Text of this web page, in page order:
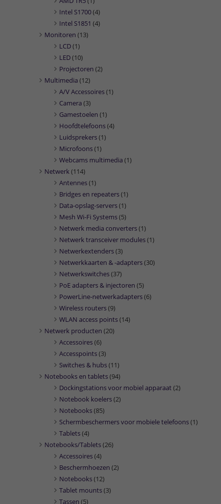
Intel S1700(4)
Intel S1851 (4)
Monitoren (13)
LCD(1)
LED(10)
Projectoren (2)
Multimedia (12)
A/V Accessoires(1)
Camera (3)
Gamestoelen (1)
Hoofdtelefoons(4)
Luidsprekers(1)
Microfoons(1)
Webcams multimedia (1)
Netwerk(114)
Antennes(1)
Bridges en repeaters(1)
Data-opslag-servers(1)
Mesh Wi-Fi Systems(5)
Netwerk media converters(1)
Netwerk transceiver modules(1)
Netwerkextenders(3)
Netwerkkaarten & -adapters(30)
Netwerkswitches(37)
PoE adapters & injectoren (5)
PowerLine-netwerkadapters(6)
Wireless routers(9)
WLAN access points(14)
Netwerk producten (20)
Accessoires(6)
Accesspoints(3)
Switches & hubs(11)
Notebooks en tablets(94)
Dockingstations voor mobiel apparaat(2)
Notebook koelers(2)
Notebooks(85)
Schermbeschermers voor mobiele telefoons(1)
Tablets(4)
Notebooks/Tablets(26)
Accessoires(4)
Beschermhoezen (2)
Notebooks(12)
Tablet mounts(3)
Tassen (5)